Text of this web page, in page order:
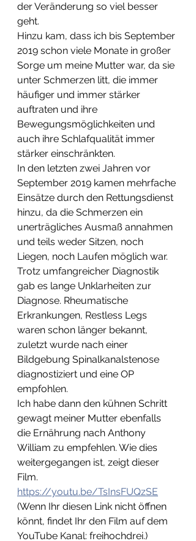
der Veränderung so viel besser
geht.
Hinzu kam, dass ich bis September
2019 schon viele Monate in großer
Sorge um meine Mutter war, da sie
unter Schmerzen litt, die immer
häufiger und immer stärker
auftraten und ihre
Bewegungsmöglichkeiten und
auch ihre Schlafqualität immer
stärker einschränkten.
In den letzten zwei Jahren vor
September 2019 kamen mehrfache
Einsätze durch den Rettungsdienst
hinzu, da die Schmerzen ein
unerträgliches Ausmaß annahmen
und teils weder Sitzen, noch
Liegen, noch Laufen möglich war.
Trotz umfangreicher Diagnostik
gab es lange Unklarheiten zur
Diagnose. Rheumatische
Erkrankungen, Restless Legs
waren schon länger bekannt,
zuletzt wurde nach einer
Bildgebung Spinalkanalstenose
diagnostiziert und eine OP
empfohlen.
Ich habe dann den kühnen Schritt
gewagt meiner Mutter ebenfalls
die Ernährung nach Anthony
William zu empfehlen. Wie dies
weitergegangen ist, zeigt dieser
Film.
https://youtu.be/TsInsFUQzSE
(Wenn Ihr diesen Link nicht öffnen
könnt, findet Ihr den Film auf dem
YouTube Kanal: freihochdrei.)